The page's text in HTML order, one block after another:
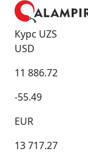
Курс UZS
USD
11 886.72
-55.49
EUR
13 717.27